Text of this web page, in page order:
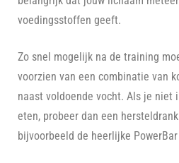
voedingsstoffen geeft.
Zo snel mogelijk na de training
voorzien van een combinatie van
naast voldoende vocht. Als je niet
eten, probeer dan een
bijvoorbeeld de heerlijke